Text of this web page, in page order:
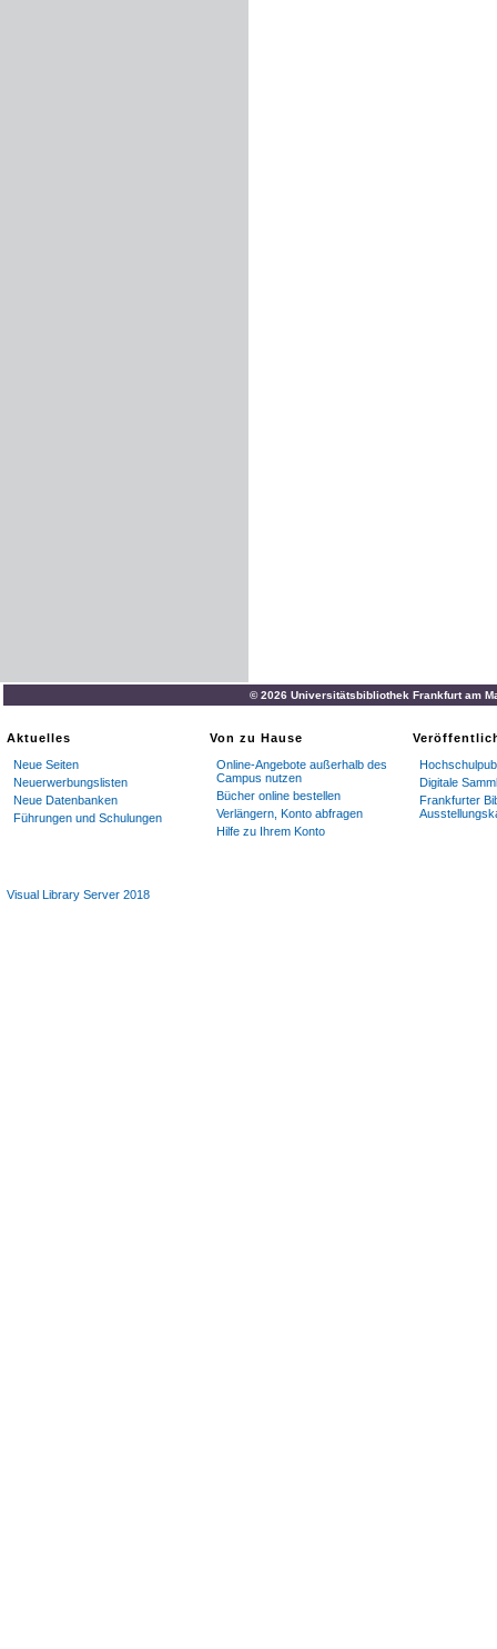
© 2026 Universitätsbibliothek Frankfurt am
Aktuelles
Neue Seiten
Neuerwerbungslisten
Neue Datenbanken
Führungen und Schulungen
Von zu Hause
Online-Angebote außerhalb des
Campus nutzen
Bücher online bestellen
Verlängern, Konto abfragen
Hilfe zu Ihrem Konto
Digitale
Frankfurter
Visual Library Server 2018